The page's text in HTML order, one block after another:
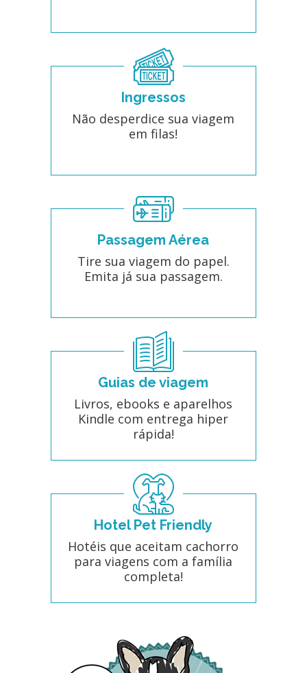
Ingressos
Não desperdice sua viagem
em filas!
Passagem Aérea
Tire sua viagem do papel.
Emita já sua passagem.
Guias de viagem
Livros, ebooks e aparelhos
Kindle com entrega hiper
rápida!
Hotel Pet Friendly
Hotéis que aceitam cachorro
para viagens com a família
completa!